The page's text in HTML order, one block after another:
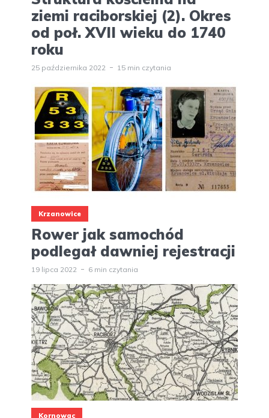
ziemi raciborskiej (2). Okres
od poł. XVII wieku do 1740
roku
25 października 2022 15 min czytania
Krzanowice
Rower jak samochód
podlegał dawniej rejestracji
19 lipca 2022 6 min czytania
Kornowac